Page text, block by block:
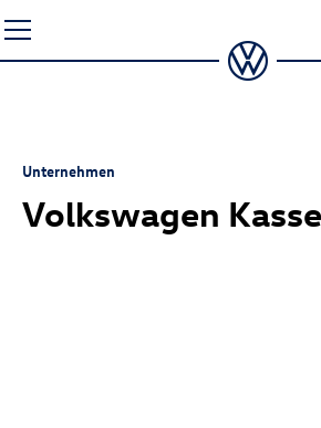
Seiteninhalt
springen
Unternehmen
Volkswagen